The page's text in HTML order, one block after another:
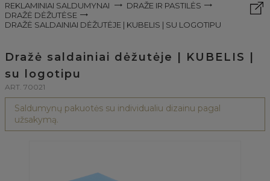
REKLAMINIAI SALDUMYNAI
DRAŽE IR PASTILĖS
DRAŽĖ DĖŽUTĖSE
DRAŽĖ SALDAINIAI DĖŽUTĖJE | KUBELIS | SU LOGOTIPU
Dražė saldainiai dėžutėje | KUBELIS |
su logotipu
ART. 70021
Saldumynų pakuotės su individualiu dizainu pagal
užsakymą.